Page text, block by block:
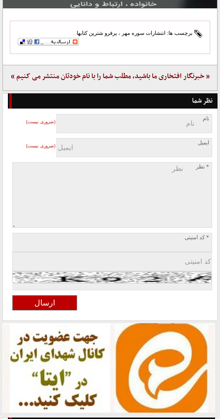
برچسب ها: انتشارات سوره مهر ، پرفرو شترین کتابها
« خبرنگار افتخاری ما باشید، مطلب شما را با نام خودتان منتشر می کنیم »
نظر شما
نام
(ضروری نیست)
ایمیل
(ضروری نیست)
* نظر
* کد امنیتی